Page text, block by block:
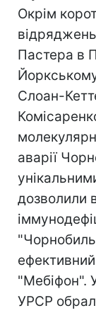
Окрім
Пастера в
Слоан-
аварії
дозволили
"Мебіфон".
УРСР